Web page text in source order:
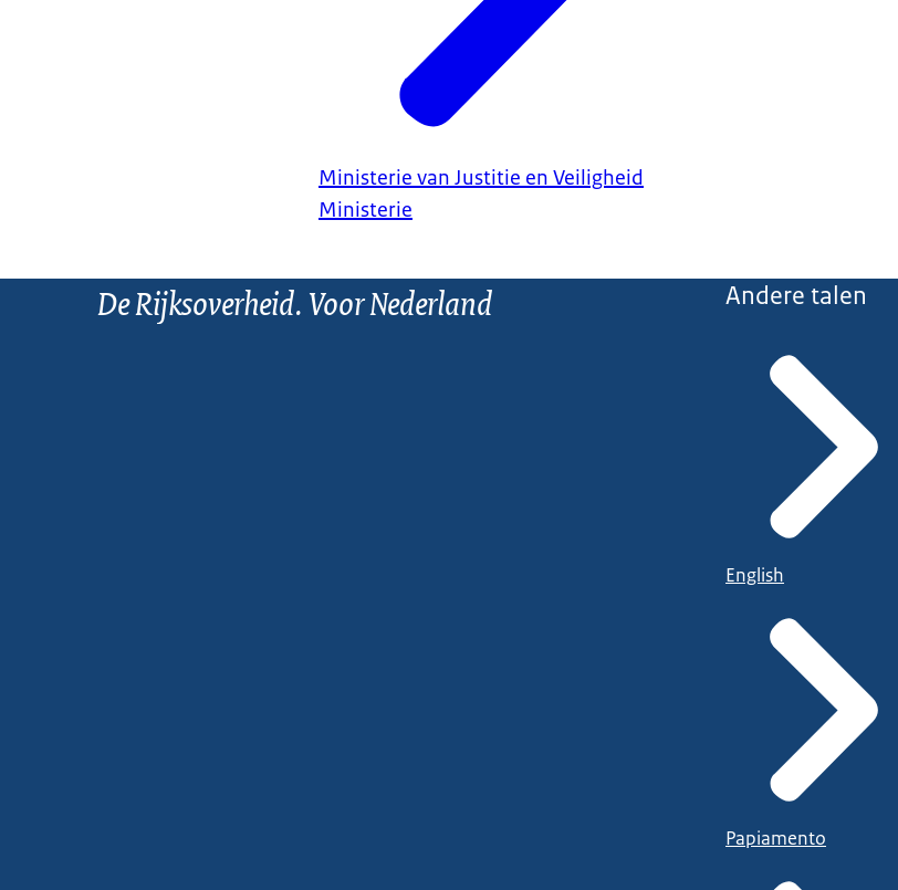
Ministerie van Justitie en Veiligheid
Ministerie
De Rijksoverheid. Voor Nederland Andere talen
English
Papiamento